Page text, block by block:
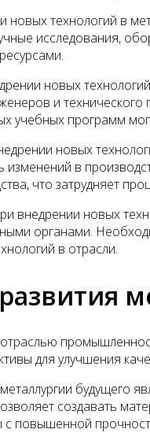
технологий в
исследования,
новых
и
учебных программ
новых
в
что затрудняет
внедрении новых
органами.
в отрасли.
для улучшения
будущего
создавать
с повышенной